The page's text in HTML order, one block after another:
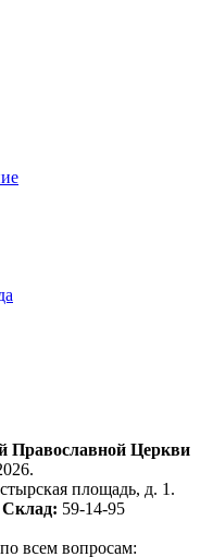
Православной Церкви
площадь, д. 1.
Склад: 59-14-95
всем вопросам: